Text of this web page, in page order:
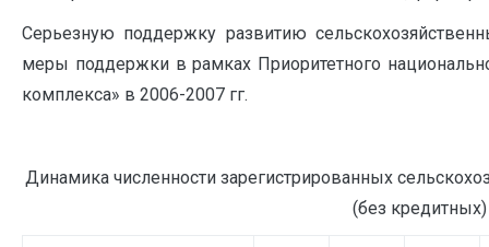
Серьезную поддержку развитию
меры поддержки в рамках Приоритетного
комплекса» в 2006-2007 гг.
Динамика численности зарегистрированных
(без